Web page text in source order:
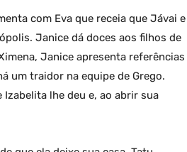
com Eva que receia que Jávai e
Janice dá doces aos filhos de
Janice apresenta referências
um traidor na equipe de Grego.
Izabelita lhe deu e, ao abrir sua